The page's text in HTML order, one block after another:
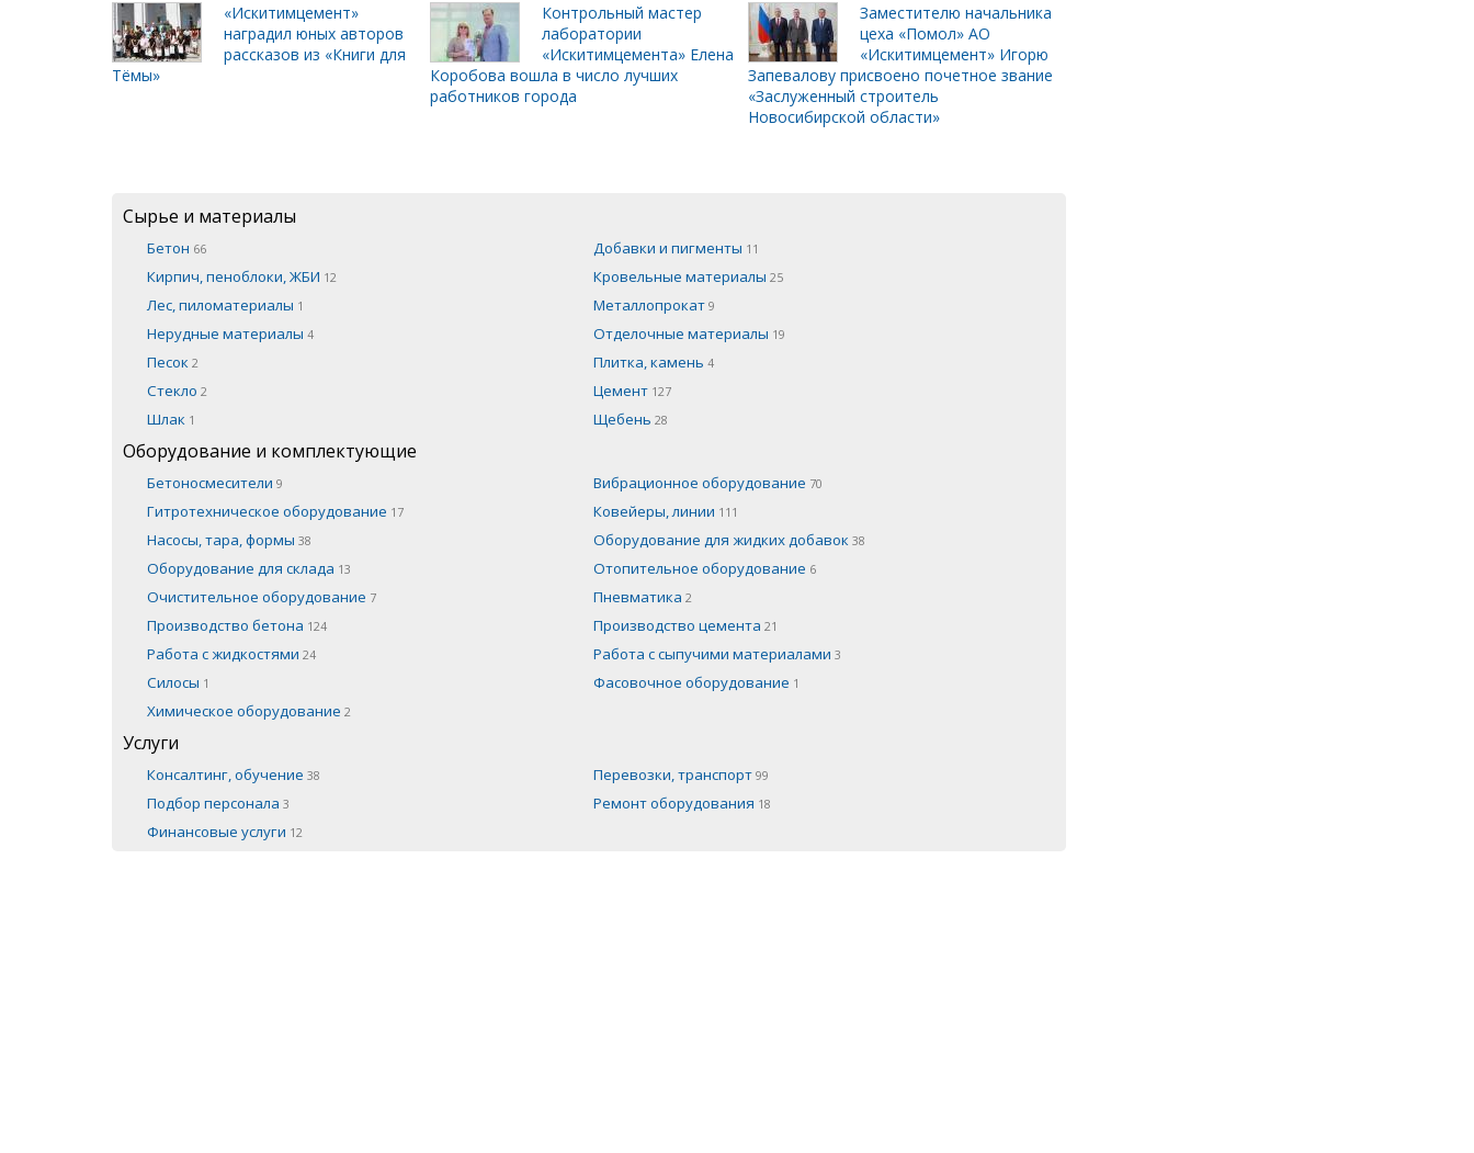
«Искитимцемент»
наградил юных авторов
рассказов из «Книги для
Тёмы»
Контрольный мастер
лаборатории
«Искитимцемента» Елена
Коробова вошла в число лучших
работников города
Заместителю начальника
цеха «Помол» АО
«Искитимцемент» Игорю
Запевалову присвоено почетное звание
«Заслуженный строитель
Новосибирской области»
Сырье и материалы
Бетон 66 Добавки и пигменты 11
Кирпич, пеноблоки, ЖБИ 12 Кровельные материалы 25
Лес, пиломатериалы 1 Металлопрокат 9
Нерудные материалы 4 Отделочные материалы 19
Песок 2 Плитка, камень 4
Стекло 2 Цемент 127
Шлак 1 Щебень 28
Оборудование и комплектующие
Бетоносмесители 9 Вибрационное оборудование 70
Гитротехническое оборудование 17 Ковейеры, линии 111
Насосы, тара, формы 38 Оборудование для жидких добавок 38
Оборудование для склада 13 Отопительное оборудование 6
Очистительное оборудование 7 Пневматика 2
Производство бетона 124 Производство цемента 21
Работа с жидкостями 24 Работа с сыпучими материалами 3
Силосы 1 Фасовочное оборудование 1
Химическое оборудование 2
Услуги
Консалтинг, обучение 38 Перевозки, транспорт 99
Подбор персонала 3 Ремонт оборудования 18
Финансовые услуги 12